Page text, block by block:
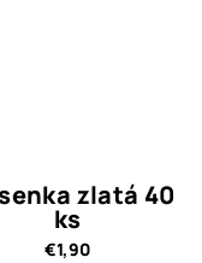
zlatá 40
ks
€1,90